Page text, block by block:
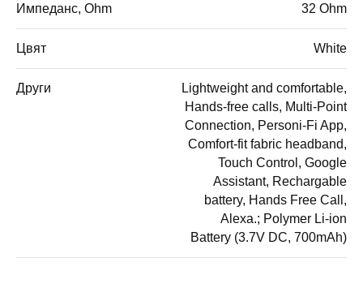
Импеданс, Ohm 32 Ohm
Цвят White
Други
Lightweight and comfortable,
Hands-free calls, Multi-Point
Connection, Personi-Fi App,
Comfort-fit fabric headband,
Touch Control, Google
Assistant, Rechargable
battery, Hands Free Call,
Alexa.; Polymer Li-ion
Battery (3.7V DC, 700mAh)